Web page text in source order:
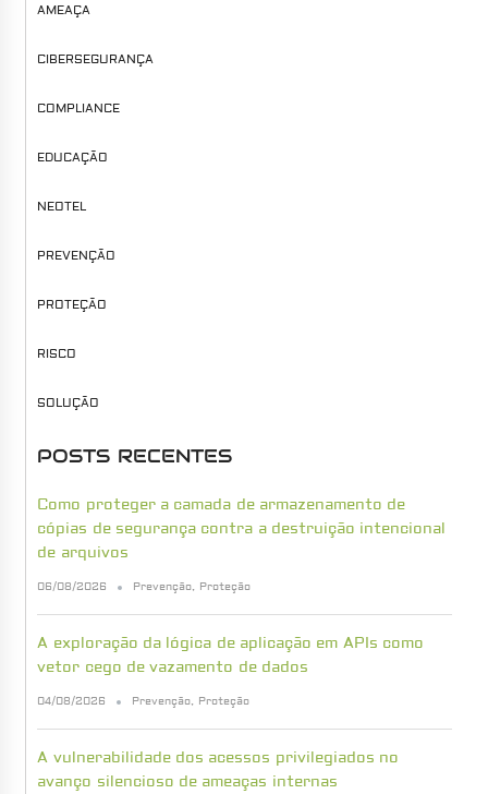
AMEAÇA
CIBERSEGURANÇA
COMPLIANCE
EDUCAÇÃO
NEOTEL
PREVENÇÃO
PROTEÇÃO
RISCO
SOLUÇÃO
POSTS RECENTES
Como proteger a camada de armazenamento de
cópias de segurança contra a destruição intencional
de arquivos
06/08/2026 Prevenção, Proteção
A exploração da lógica de aplicação em APIs como
vetor cego de vazamento de dados
04/08/2026 Prevenção, Proteção
A vulnerabilidade dos acessos privilegiados no
avanço silencioso de ameaças internas